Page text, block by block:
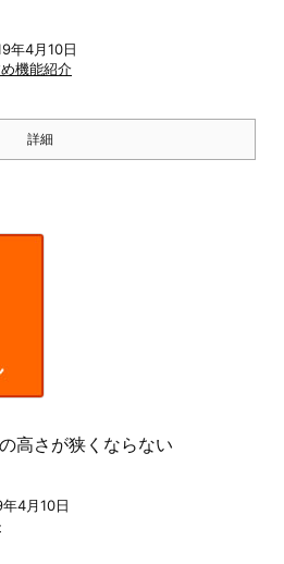
年4月10日
機能紹介
詳細
高さが狭くならない
4月10日